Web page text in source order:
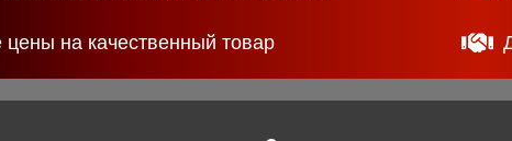
на качественный товар